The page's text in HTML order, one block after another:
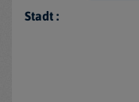
Stadt :